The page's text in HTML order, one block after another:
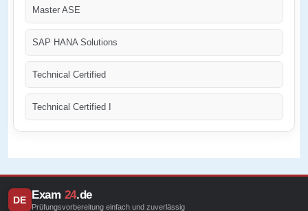
Master ASE
SAP HANA Solutions
Technical Certified
Technical Certified I
DE Exam 24.de
Prüfungsvorbereitung einfach und zuverlässig